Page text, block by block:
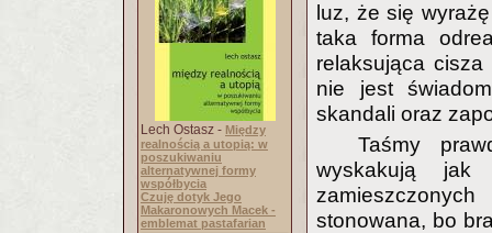
Lech Ostasz - Między
realnością a utopią: w
poszukiwaniu
alternatywnej formy
współbycia
Czuję dotyk Jego
Makaronowych Macek -
emblemat pastafarian
luz, że się
taka forma
relaksująca
nie jest
skandali oraz
Taśmy
wyskakują jak
stonowana, bo